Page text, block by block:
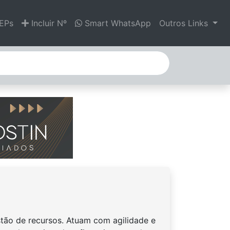
Incluir Nº Smart WhatsApp Outros Links
de recursos. Atuam com agilidade e